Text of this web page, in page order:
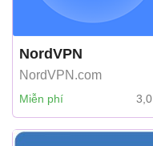
NordVPN
NordVPN.com
Miễn phí 3,0